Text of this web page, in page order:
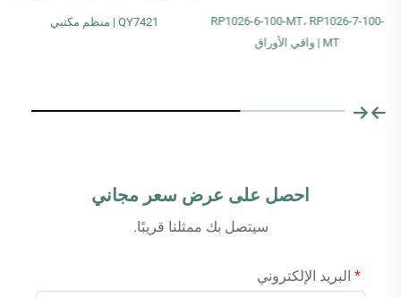
RP1026-6-100-MT، RP1026-7-100-
MT | واقي الأوراق
QY7421 | منظم مكتبي
احصل على عرض سعر مجاني
سيتصل بك ممثلنا قريبًا.
البريد الإلكتروني